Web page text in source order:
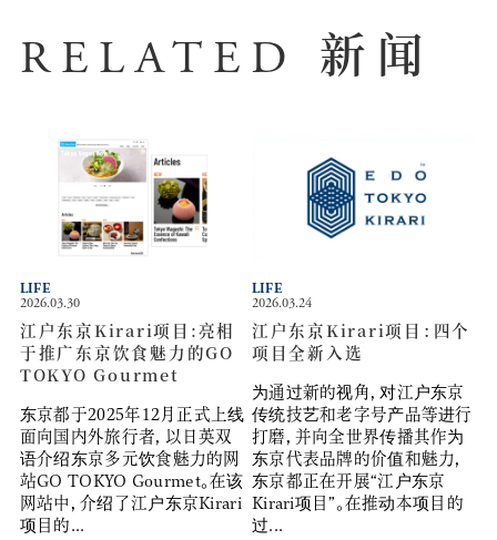
RELATED 新闻
2026.03.30
江户东京Kirari项目:亮相
于推广东京饮食魅力的GO
TOKYO Gourmet
东京都于2025年12月正式上线
面向国内外旅行者，以日英双
语介绍东京多元饮食魅力的网
站GO TOKYO Gourmet。在该
网站中，介绍了江户东京Kirari
项目的...
LIFE
2026.03.24
江户东京Kirari项目：四个
项目全新入选
为通过新的视角，对江户东京
传统技艺和老字号产品等进行
打磨，并向全世界传播其作为
东京代表品牌的价值和魅力，
东京都正在开展“江户东京
Kirari项目”。在推动本项目的
过...
LIFE